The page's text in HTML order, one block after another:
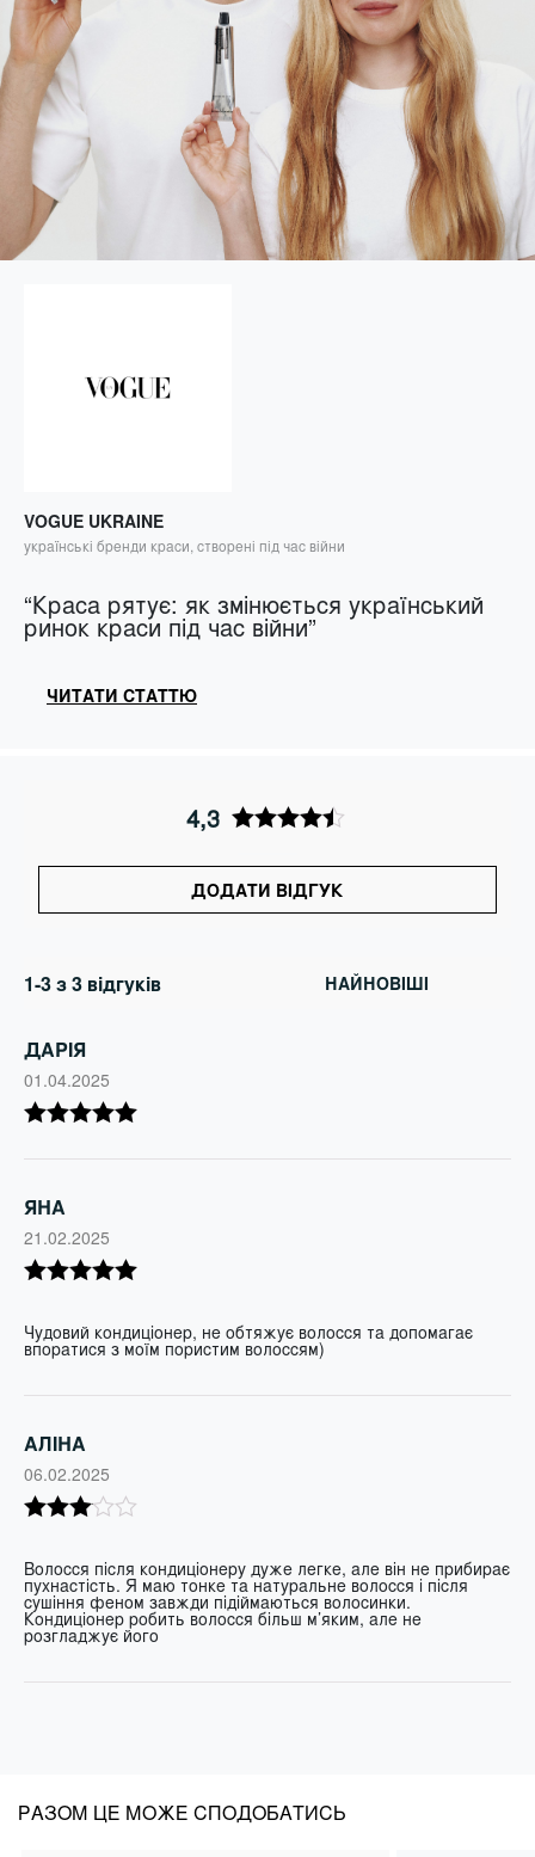
“Краса рятує: як змінюється український
ринок краси під час війни”
VOGUE UKRAINE
українські бренди краси, створені під час війни
ЧИТАТИ СТАТТЮ
4,3
ДОДАТИ ВІДГУК
1-3 з 3 відгуків
ДАРІЯ
01.04.2025
з 5
ЯНА
21.02.2025
з 5
Чудовий кондиціонер, не обтяжує волосся та допомагає
впоратися з моїм пористим волоссям)
АЛІНА
06.02.2025
в
Волосся після кондиціонеру дуже легке, але він не прибирає
пухнастість. Я маю тонке та натуральне волосся і після
сушіння феном завжди підіймаються волосинки.
Кондиціонер робить волосся більш м’яким, але не
розгладжує його
РАЗОМ ЦЕ МОЖЕ СПОДОБАТИСЬ